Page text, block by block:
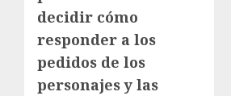
decidir cómo
responder a los
pedidos de los
personajes y las